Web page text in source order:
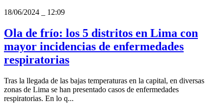
18/06/2024
12:09
Ola de frío: los 5 distritos en Lima con
mayor incidencias de enfermedades
respiratorias
Tras la llegada de las bajas temperaturas en la capital, en diversas
zonas de Lima se han presentado casos de enfermedades
respiratorias. En lo q...